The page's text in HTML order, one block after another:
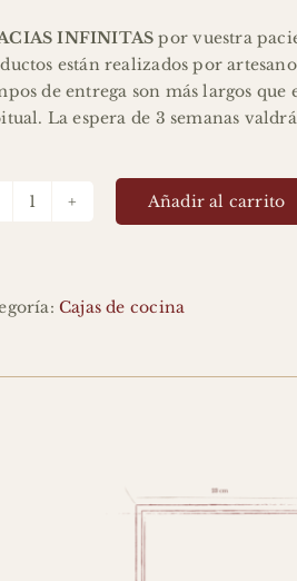
INFINITASpor vuestra
están realizados por
de entrega son más largos que
La espera de 3 semanas
Servilletero
Agnes
Añadir al carrito
Cajas de cocina